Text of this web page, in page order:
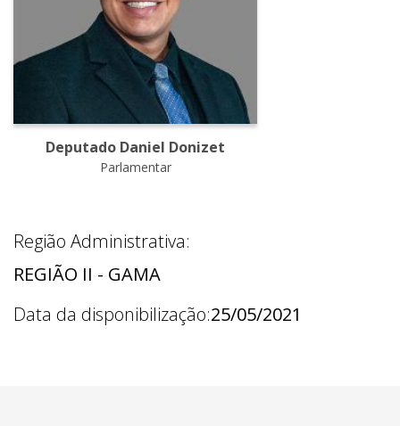
Deputado Daniel Donizet
Parlamentar
Região Administrativa:
REGIÃO II - GAMA
Data da disponibilização:25/05/2021